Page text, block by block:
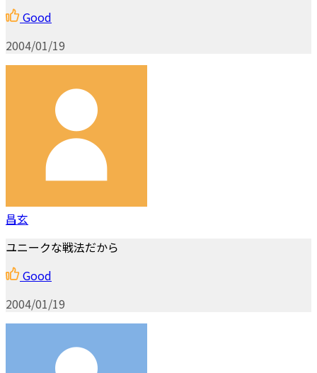
Good
2004/01/19
昌玄
ユニークな戦法だから
Good
2004/01/19